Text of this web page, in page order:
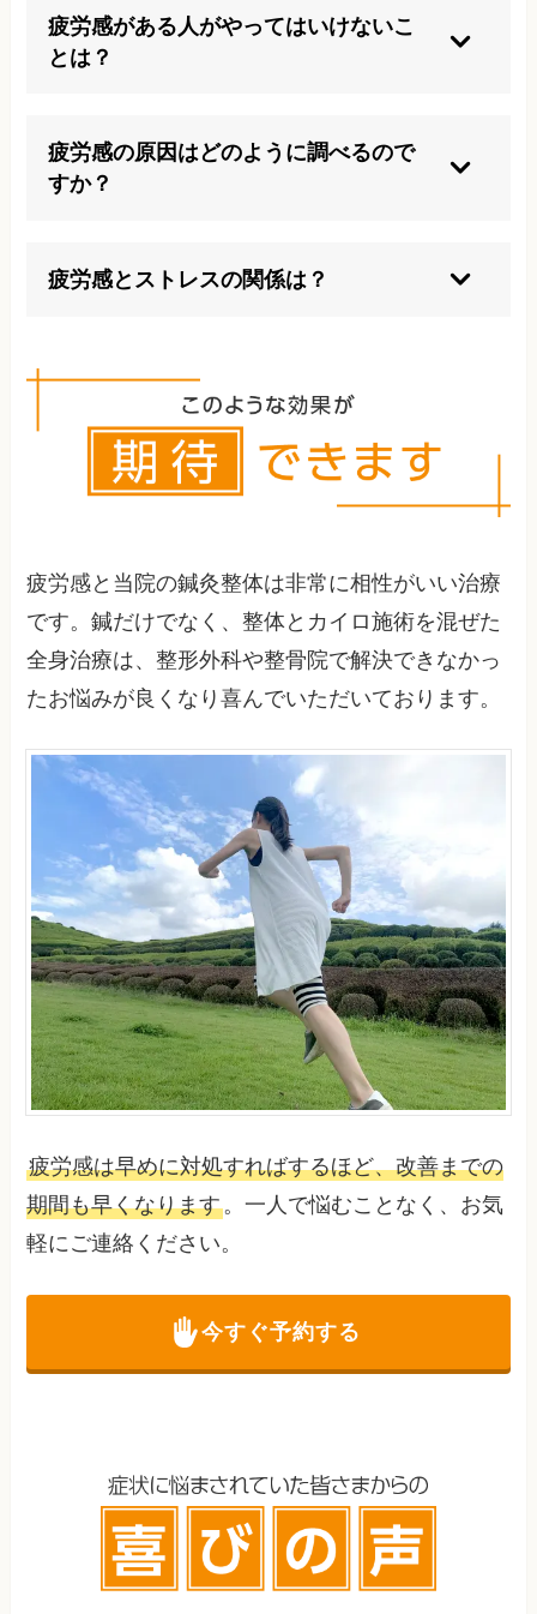
ともありますが、長引く場合は病気が隠れている
こともあるため注意が必要です。
疲労感がある人がやってはいけないこ
とは？
ないのは避けましょう。体に負担をかけると悪化
する可能性があります。
疲労感の原因はどのように調べるので
すか？
す。生活習慣やストレスの有無も確認します。
疲労感とストレスの関係は？
す。ストレス対策も重要です。
疲労感と当院の鍼灸整体は非常に相性がいい治療
です。鍼だけでなく、整体とカイロ施術を混ぜた
全身治療は、整形外科や整骨院で解決できなかっ
たお悩みが良くなり喜んでいただいております。
疲労感は早めに対処すればするほど、改善までの
期間も早くなります。一人で悩むことなく、お気
軽にご連絡ください。
今すぐ予約する